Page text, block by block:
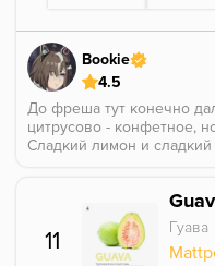
Bookie
4.5
До фреша тут конечно
цитрусово - конфетное,
Сладкий лимон и
11 Гуава